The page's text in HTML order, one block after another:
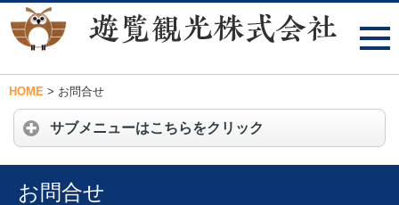
HOME > お問合せ
サブメニューはこちらをクリック
お問合せ